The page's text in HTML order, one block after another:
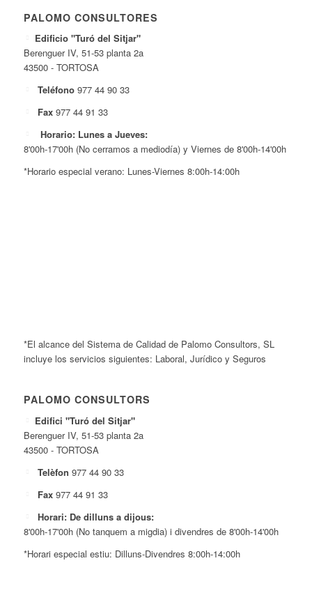
PALOMO CONSULTORES
Edificio "Turó del Sitjar"
Berenguer IV, 51-53 planta 2a
43500 - TORTOSA
Teléfono 977 44 90 33
Fax 977 44 91 33
Horario: Lunes a Jueves:
8'00h-17'00h (No cerramos a mediodía) y Viernes de 8'00h-14'00h
*Horario especial verano: Lunes-Viernes 8:00h-14:00h
*El alcance del Sistema de Calidad de Palomo Consultors, SL
incluye los servicios siguientes: Laboral, Jurídico y Seguros
PALOMO CONSULTORS
Edifici "Turó del Sitjar"
Berenguer IV, 51-53 planta 2a
43500 - TORTOSA
Telèfon 977 44 90 33
Fax 977 44 91 33
Horari: De dilluns a dijous:
8'00h-17'00h (No tanquem a migdia) i divendres de 8'00h-14'00h
*Horari especial estiu: Dilluns-Divendres 8:00h-14:00h